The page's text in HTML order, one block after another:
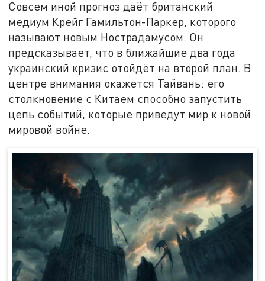
Совсем иной прогноз даёт британский
медиум Крейг Гамильтон-Паркер, которого
называют новым Нострадамусом. Он
предсказывает, что в ближайшие два года
украинский кризис отойдёт на второй план. В
центре внимания окажется Тайвань: его
столкновение с Китаем способно запустить
цепь событий, которые приведут мир к новой
мировой войне.